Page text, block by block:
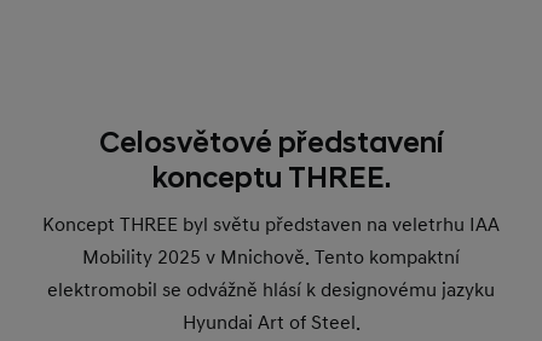
Celosvětové představení
konceptu THREE.
Koncept THREE byl světu představen na veletrhu IAA
Mobility 2025 v Mnichově. Tento kompaktní
elektromobil se odvážně hlásí k designovému jazyku
Hyundai Art of Steel.